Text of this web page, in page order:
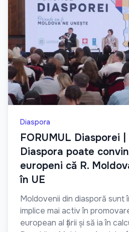
Diaspora
FORUMUL Diasporei
Diaspora poate
europeni că R.
în UE
Moldovenii din diasporă sunt
implice mai activ în
european al țării și să ia în